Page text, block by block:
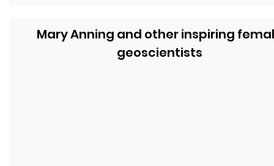
Mary Anning and other inspiring
geoscientists